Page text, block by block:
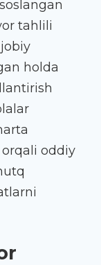
tahlili
holda
oddiy